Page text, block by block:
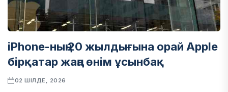
iPhone-ның 20 жылдығына орай Apple
бірқатар жаңа өнім ұсынбақ
02 ШІЛДЕ, 2026